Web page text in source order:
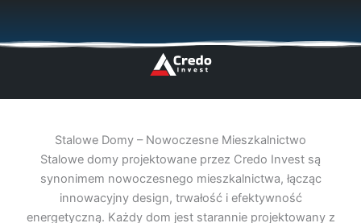
treści
Stalowe Domy – Nowoczesne Mieszkalnictwo
Stalowe domy projektowane przez Credo Invest są
synonimem nowoczesnego mieszkalnictwa, łącząc
innowacyjny design, trwałość i efektywność
energetyczną. Każdy dom jest starannie projektowany z